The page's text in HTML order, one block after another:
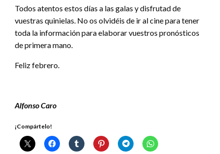
Todos atentos estos días a las galas y disfrutad de
vuestras quinielas. No os olvidéis de ir al cine para tener
toda la información para elaborar vuestros pronósticos
de primera mano.
Feliz febrero.
Alfonso Caro
¡Compártelo!